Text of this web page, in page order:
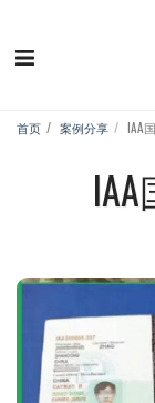
首页 案例分享 IAA